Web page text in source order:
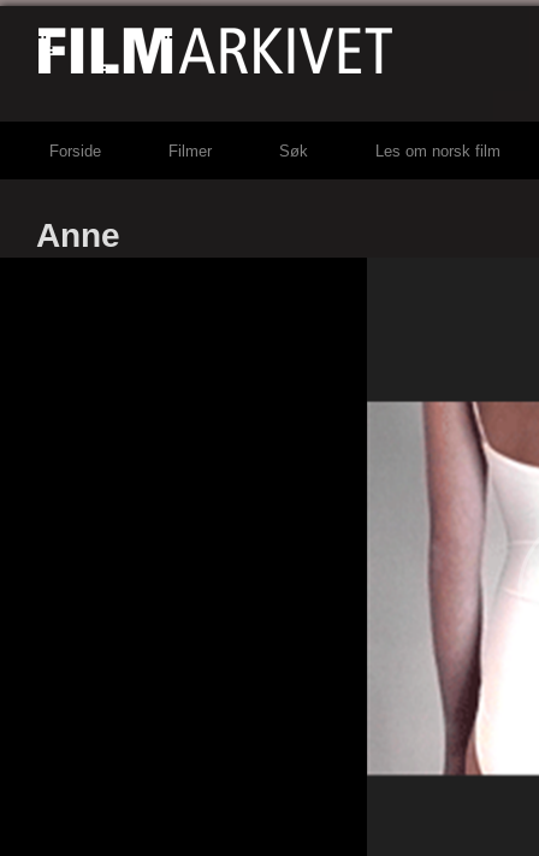
Forside Filmer Søk Les om norsk film
Anne